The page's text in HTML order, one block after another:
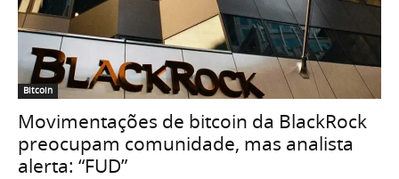
Bitcoin
Movimentações de bitcoin da BlackRock
preocupam comunidade, mas analista
alerta: “FUD”